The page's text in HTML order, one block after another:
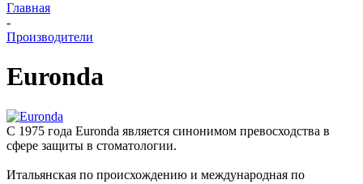
Главная
-
Производители
Euronda
С 1975 года Euronda является синонимом превосходства в
сфере защиты в стоматологии.
Итальянская по происхождению и международная по